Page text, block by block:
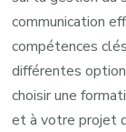
communication
compétences
différentes
choisir une
et à votre projet